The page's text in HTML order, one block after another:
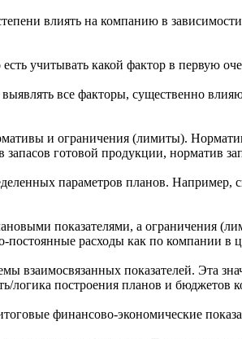
влиять на компанию в
учитывать какой фактор в первую
все факторы, существенно
и ограничения (лимиты).
готовой продукции, норматив
параметров планов. Например,
показателями, а ограничения
расходы как по компании в
взаимосвязанных показателей. Эта
логика построения планов и бюджетов
финансово-экономические